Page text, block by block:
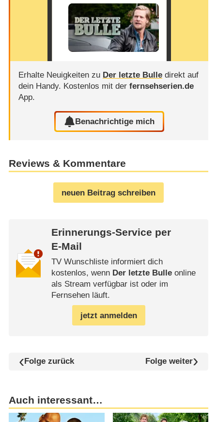
Erhalte Neuigkeiten zu Der letzte Bulledirekt auf
dein Handy. Kostenlos mit der fernsehserien.de
App.
Benachrichtige mich
Reviews & Kommentare
neuen Beitrag schreiben
Erinnerungs-Service per
E-Mail
TV Wunschliste informiert dich
kostenlos, wenn Der letzte Bulleonline
als Stream verfügbar ist oder im
Fernsehen läuft.
jetzt anmelden
Folge zurück Folge weiter
Auch interessant…